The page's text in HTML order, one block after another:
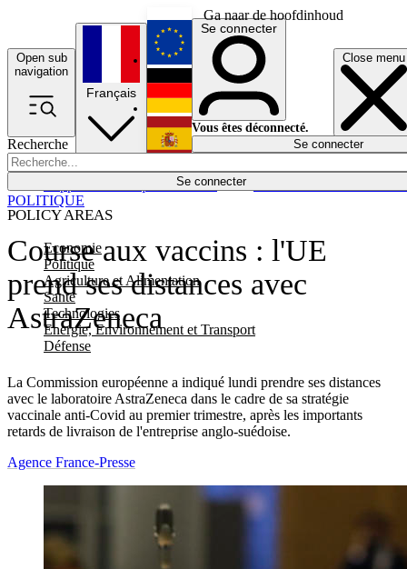
Ga naar de hoofdinhoud
Open sub
navigation
Close menu
Recherche
Se connecter
POLICY AREAS
Economie
Politique
Agriculture et Alimentation
Santé
Technologies
Energie, Environnement et Transport
Défense
Économie
Français
English
Deutsch
Español
Se connecter
Vous êtes déconnecté.
Se connecter
Course aux vaccins : l'UE
prend ses distances avec
AstraZeneca
La Commission européenne a indiqué lundi prendre ses distances
avec le laboratoire AstraZeneca dans le cadre de sa stratégie
vaccinale anti-Covid au premier trimestre, après les importants
retards de livraison de l'entreprise anglo-suédoise.
POLITIQUE
Agence France-Presse